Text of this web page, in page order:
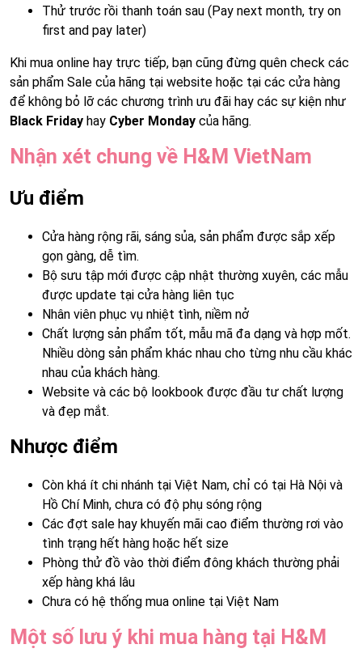
Thử trước rồi thanh toán sau (Pay next month, try on
first and pay later)
Khi mua online hay trực tiếp, bạn cũng đừng quên check các
sản phẩm Sale của hãng tại website hoặc tại các cửa hàng
để không bỏ lỡ các chương trình ưu đãi hay các sự kiện như
Black Friday hay Cyber Monday của hãng.
Nhận xét chung về H&M VietNam
Ưu điểm
Cửa hàng rộng rãi, sáng sủa, sản phẩm được sắp xếp
gọn gàng, dễ tìm.
Bộ sưu tập mới được cập nhật thường xuyên, các mẫu
được update tại cửa hàng liên tục
Nhân viên phục vụ nhiệt tình, niềm nở
Chất lượng sản phẩm tốt, mẫu mã đa dạng và hợp mốt.
Nhiều dòng sản phẩm khác nhau cho từng nhu cầu khác
nhau của khách hàng.
Website và các bộ lookbook được đầu tư chất lượng
và đẹp mắt.
Nhược điểm
Còn khá ít chi nhánh tại Việt Nam, chỉ có tại Hà Nội và
Hồ Chí Minh, chưa có độ phụ sóng rộng
Các đợt sale hay khuyến mãi cao điểm thường rơi vào
tình trạng hết hàng hoặc hết size
Phòng thử đồ vào thời điểm đông khách thường phải
xếp hàng khá lâu
Chưa có hệ thống mua online tại Việt Nam
Một số lưu ý khi mua hàng tại H&M